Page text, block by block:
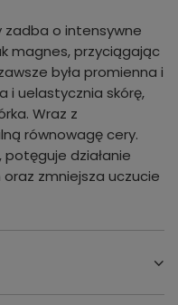
zadba o intensywne
magnes, przyciągając
była promienna i
i uelastycznia skórę,
Wraz z
równowagę cery.
potęguje działanie
oraz zmniejsza uczucie